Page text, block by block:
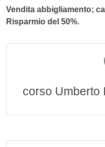
Vendita abbigliamento;
Risparmio del 50%.
corso Umberto